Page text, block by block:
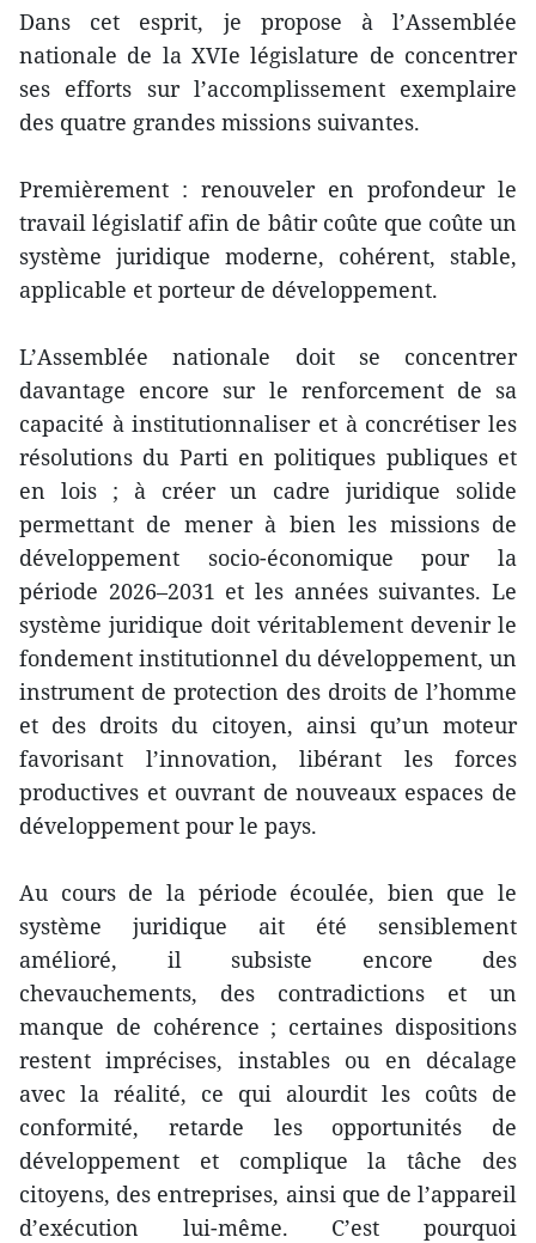
Dans cet esprit, je propose à l’Assemblée
nationale de la XVIe législature de concentrer
ses efforts sur l’accomplissement exemplaire
des quatre grandes missions suivantes.
Premièrement : renouveler en profondeur le
travail législatif afin de bâtir coûte que coûte un
système juridique moderne, cohérent, stable,
applicable et porteur de développement.
L’Assemblée nationale doit se concentrer
davantage encore sur le renforcement de sa
capacité à institutionnaliser et à concrétiser les
résolutions du Parti en politiques publiques et
en lois ; à créer un cadre juridique solide
permettant de mener à bien les missions de
développement socio-économique pour la
période 2026–2031 et les années suivantes. Le
système juridique doit véritablement devenir le
fondement institutionnel du développement, un
instrument de protection des droits de l’homme
et des droits du citoyen, ainsi qu’un moteur
favorisant l’innovation, libérant les forces
productives et ouvrant de nouveaux espaces de
développement pour le pays.
Au cours de la période écoulée, bien que le
système juridique ait été sensiblement
amélioré, il subsiste encore des
chevauchements, des contradictions et un
manque de cohérence ; certaines dispositions
restent imprécises, instables ou en décalage
avec la réalité, ce qui alourdit les coûts de
conformité, retarde les opportunités de
développement et complique la tâche des
citoyens, des entreprises, ainsi que de l’appareil
d’exécution lui-même. C’est pourquoi